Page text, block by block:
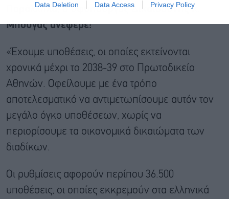
Data Deletion Data Access Privacy Policy
Παράλληλα, ο υφυπουργός Δικαιοσύνης κ.
Μπούγας ανέφερε:
«Έχουμε υποθέσεις, οι οποίες εκτείνονται
χρονικά μέχρι το 2038-39 στο Πρωτοδικείο
Αθηνών. Οφείλουμε με ένα τρόπο
αποτελεσματικό να αντιμετωπίσουμε αυτόν τον
μεγάλο όγκο υποθέσεων, χωρίς να
περιορίσουμε τα οικονομικά δικαιώματα των
διαδίκων.
Οι ρυθμίσεις αφορούν περίπου 36.500
υποθέσεις, οι οποίες εκκρεμούν στα ελληνικά